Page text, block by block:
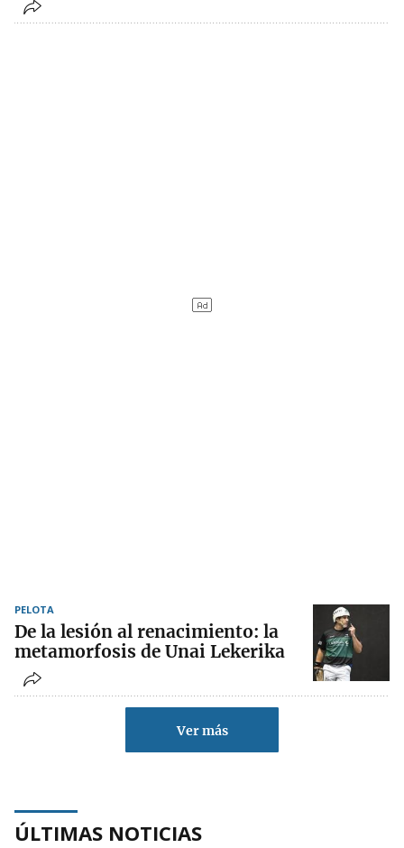
PELOTA
De la lesión al renacimiento: la
metamorfosis de Unai Lekerika
Ver más
ÚLTIMAS NOTICIAS